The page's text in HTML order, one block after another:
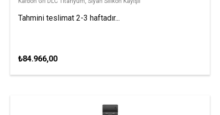
Tahmini teslimat 2-3 haftadır...
₺84.966,00